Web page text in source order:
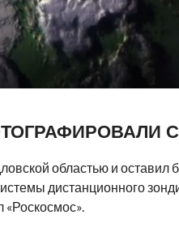
областью и оставил
дистанционного
«Роскосмос».